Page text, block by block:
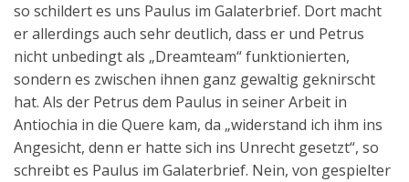
so schildert es uns Paulus im Galaterbrief. Dort macht
er allerdings auch sehr deutlich, dass er und Petrus
nicht unbedingt als „Dreamteam“ funktionierten,
sondern es zwischen ihnen ganz gewaltig geknirscht
hat. Als der Petrus dem Paulus in seiner Arbeit in
Antiochia in die Quere kam, da „widerstand ich ihm ins
Angesicht, denn er hatte sich ins Unrecht gesetzt“, so
schreibt es Paulus im Galaterbrief. Nein, von gespielter